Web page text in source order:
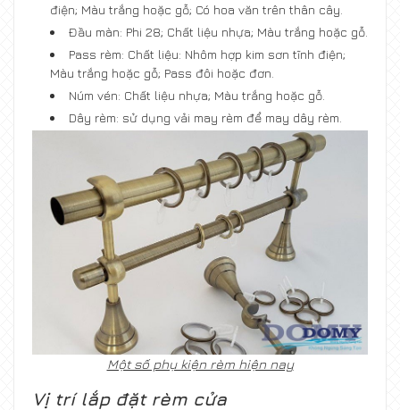
điện; Màu trắng hoặc gỗ; Có hoa văn trên thân cây.
Đầu màn: Phi 28; Chất liệu nhựa; Màu trắng hoặc gỗ.
Pass rèm: Chất liệu: Nhôm hợp kim sơn tĩnh điện;
Màu trắng hoặc gỗ; Pass đôi hoặc đơn.
Núm vén: Chất liệu nhựa; Màu trắng hoặc gỗ.
Dây rèm: sử dụng vải may rèm để may dây rèm.
Một số phụ kiện rèm hiện nay
Vị trí lắp đặt rèm cửa